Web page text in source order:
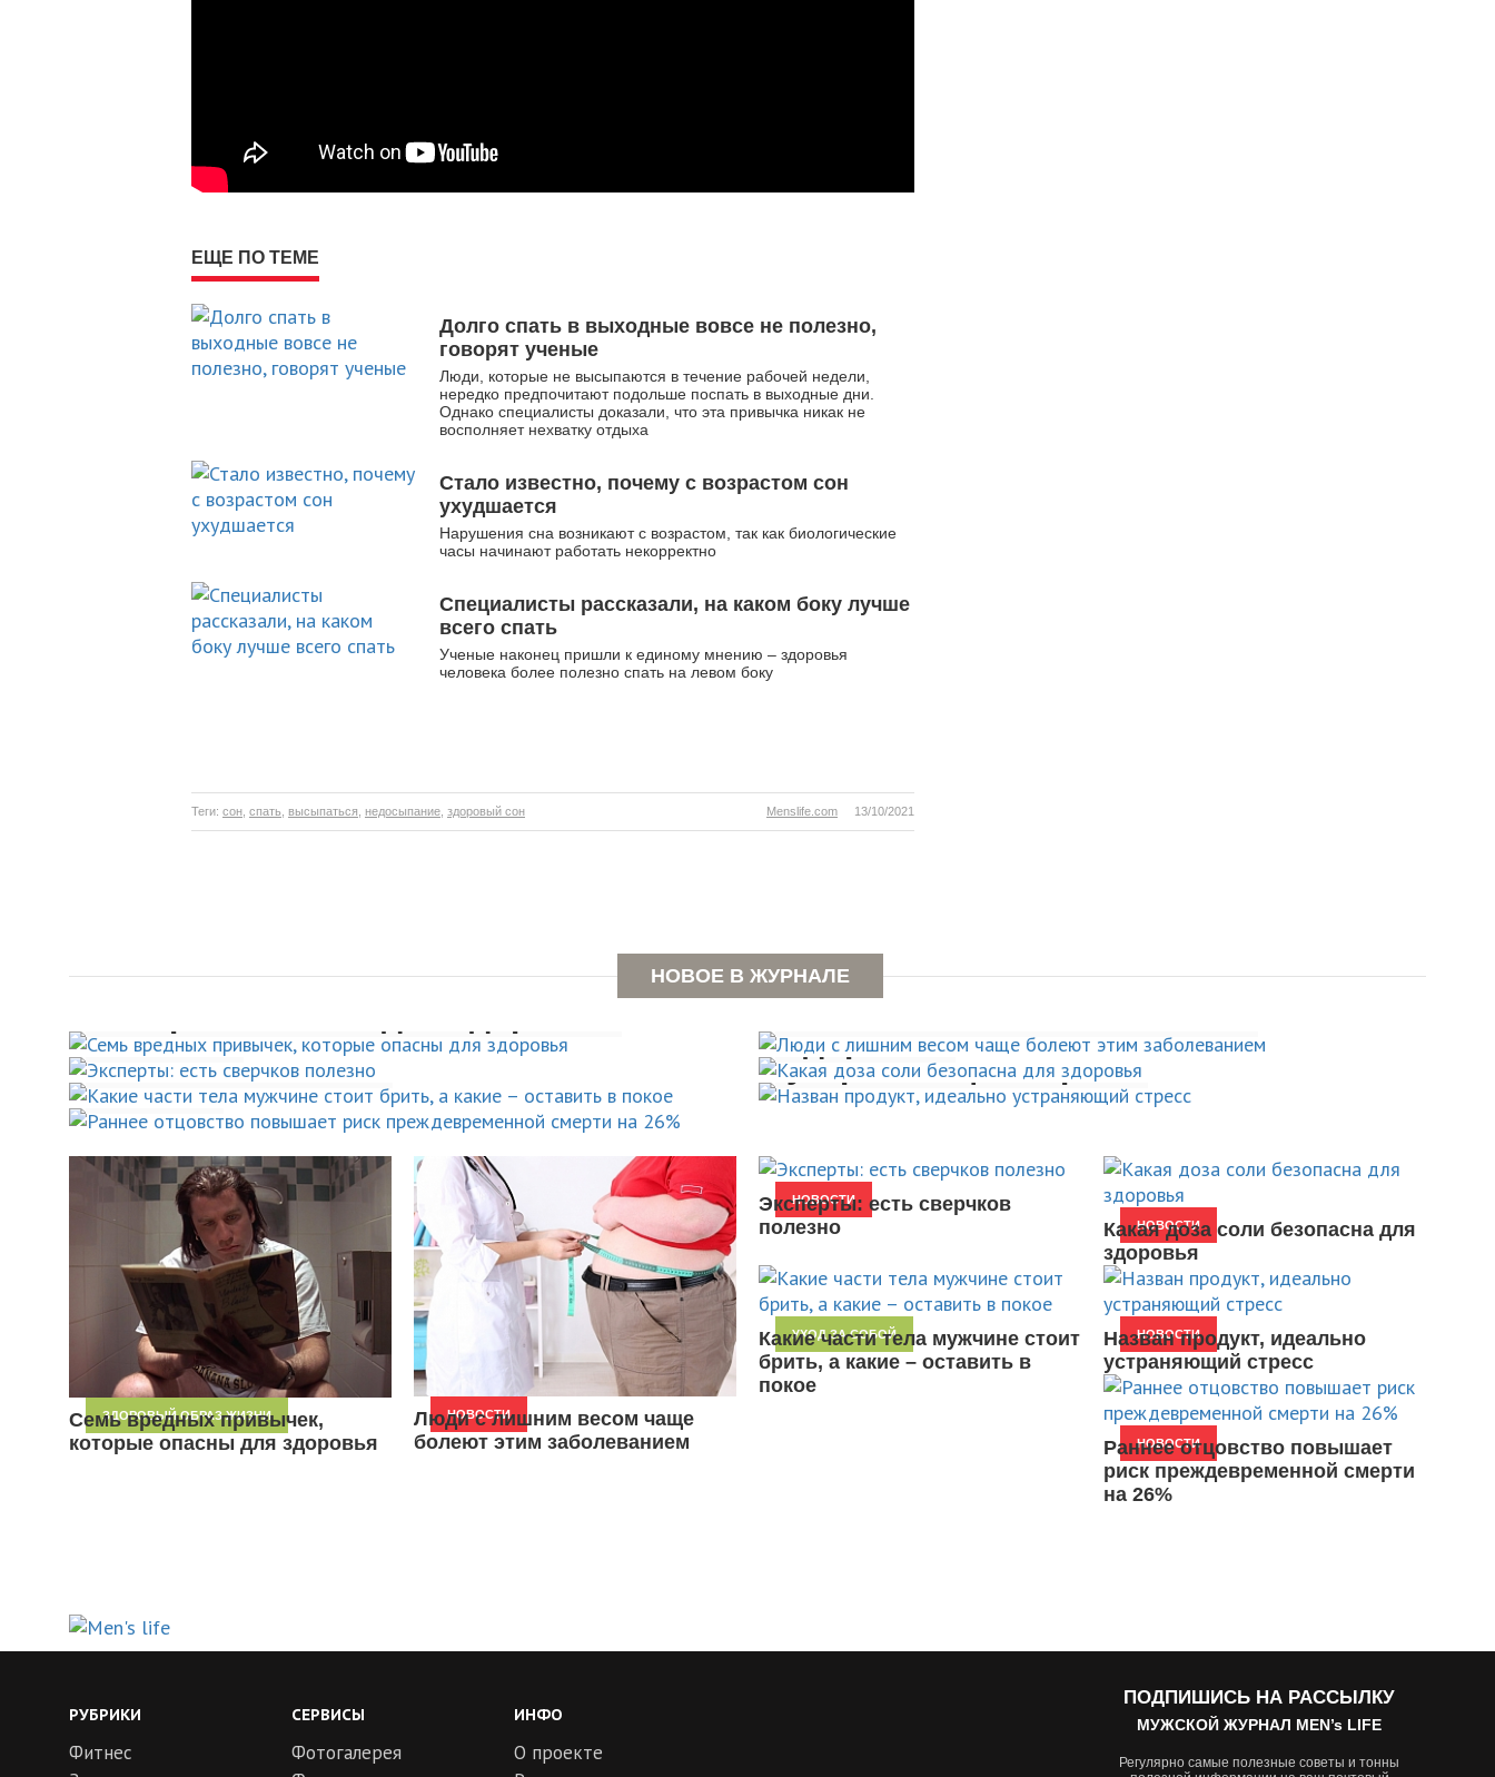
ЕЩЕ ПО ТЕМЕ
Долго спать в выходные вовсе не полезно,
говорят ученые
Люди, которые не высыпаются в течение рабочей недели,
нередко предпочитают подольше поспать в выходные дни.
Однако специалисты доказали, что эта привычка никак не
восполняет нехватку отдыха
Стало известно, почему с возрастом сон
ухудшается
Нарушения сна возникают с возрастом, так как биологические
часы начинают работать некорректно
Специалисты рассказали, на каком боку лучше
всего спать
Ученые наконец пришли к единому мнению – здоровья
человека более полезно спать на левом боку
Теги: сон спать высыпаться недосыпание здоровый сон 13/10/2021
Menslife.com
НОВОЕ В ЖУРНАЛЕ
ЗДОРОВЫЙ ОБРАЗ ЖИЗНИ
Люди с лишним весом чаще
НОВОСТИ
полезно
НОВОСТИ
Какая доза соли безопасна для
здоровья
НОВОСТИ
Какие части тела мужчине
оставить в покое
УХОД ЗА СОБОЙ
устраняющий стресс
риск преждевременной смерти
на 26%
ЗДОРОВЫЙ ОБРАЗ ЖИЗНИ
Семь вредных привычек,
которые опасны для здоровья
НОВОСТИ
Люди с лишним весом чаще
болеют этим заболеванием
НОВОСТИ
Эксперты: есть сверчков
полезно
НОВОСТИ
Какая доза соли безопасна для
здоровья
УХОД ЗА СОБОЙ
Какие части тела мужчине стоит
брить, а какие – оставить в
покое
НОВОСТИ
Назван продукт, идеально
устраняющий стресс
НОВОСТИ
Раннее отцовство повышает
риск преждевременной смерти
на 26%
ПОДПИШИСЬ НА РАССЫЛКУ
МУЖСКОЙ ЖУРНАЛ MEN’s LIFE
Регулярно самые полезные советы и тонны
РУБРИКИ
Фитнес
СЕРВИСЫ
Фотогалерея
ИНФО
О проекте